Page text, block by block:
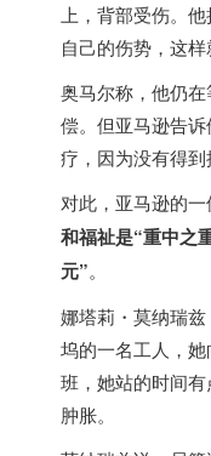
上，背部受伤。
自己的伤势，这样
奥马尔称，他仍
偿。但亚马逊告
疗，因为没有得到
对此，亚马逊的
和福祉是“重中之
元”。
娜塔莉・莫纳瑞
坞的一名工人，
班，她站的时间
肿胀。